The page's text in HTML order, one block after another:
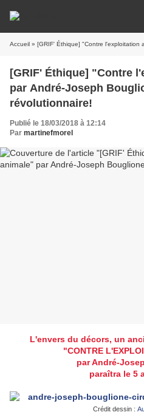
Accueil » [GRIF' Éthique] "Contre l'exploitation animale"
[GRIF' Éthique] "Contre
par André-Joseph
révolutionnaire!
Publié le 18/03/2018 à 12:14
Par martinefmorel
L'envers du décors, un
"CONTRE
par André-
paraîtra le 5
Crédit dessin :